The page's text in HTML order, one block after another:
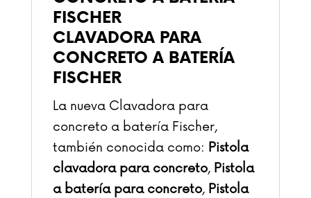
CLAVADORA PARA
CONCRETO A BATERÍA
FISCHER
La nueva Clavadora para
concreto a batería Fischer,
también conocida como: Pistola
clavadora para concreto, Pistola
a batería para concreto, Pistola